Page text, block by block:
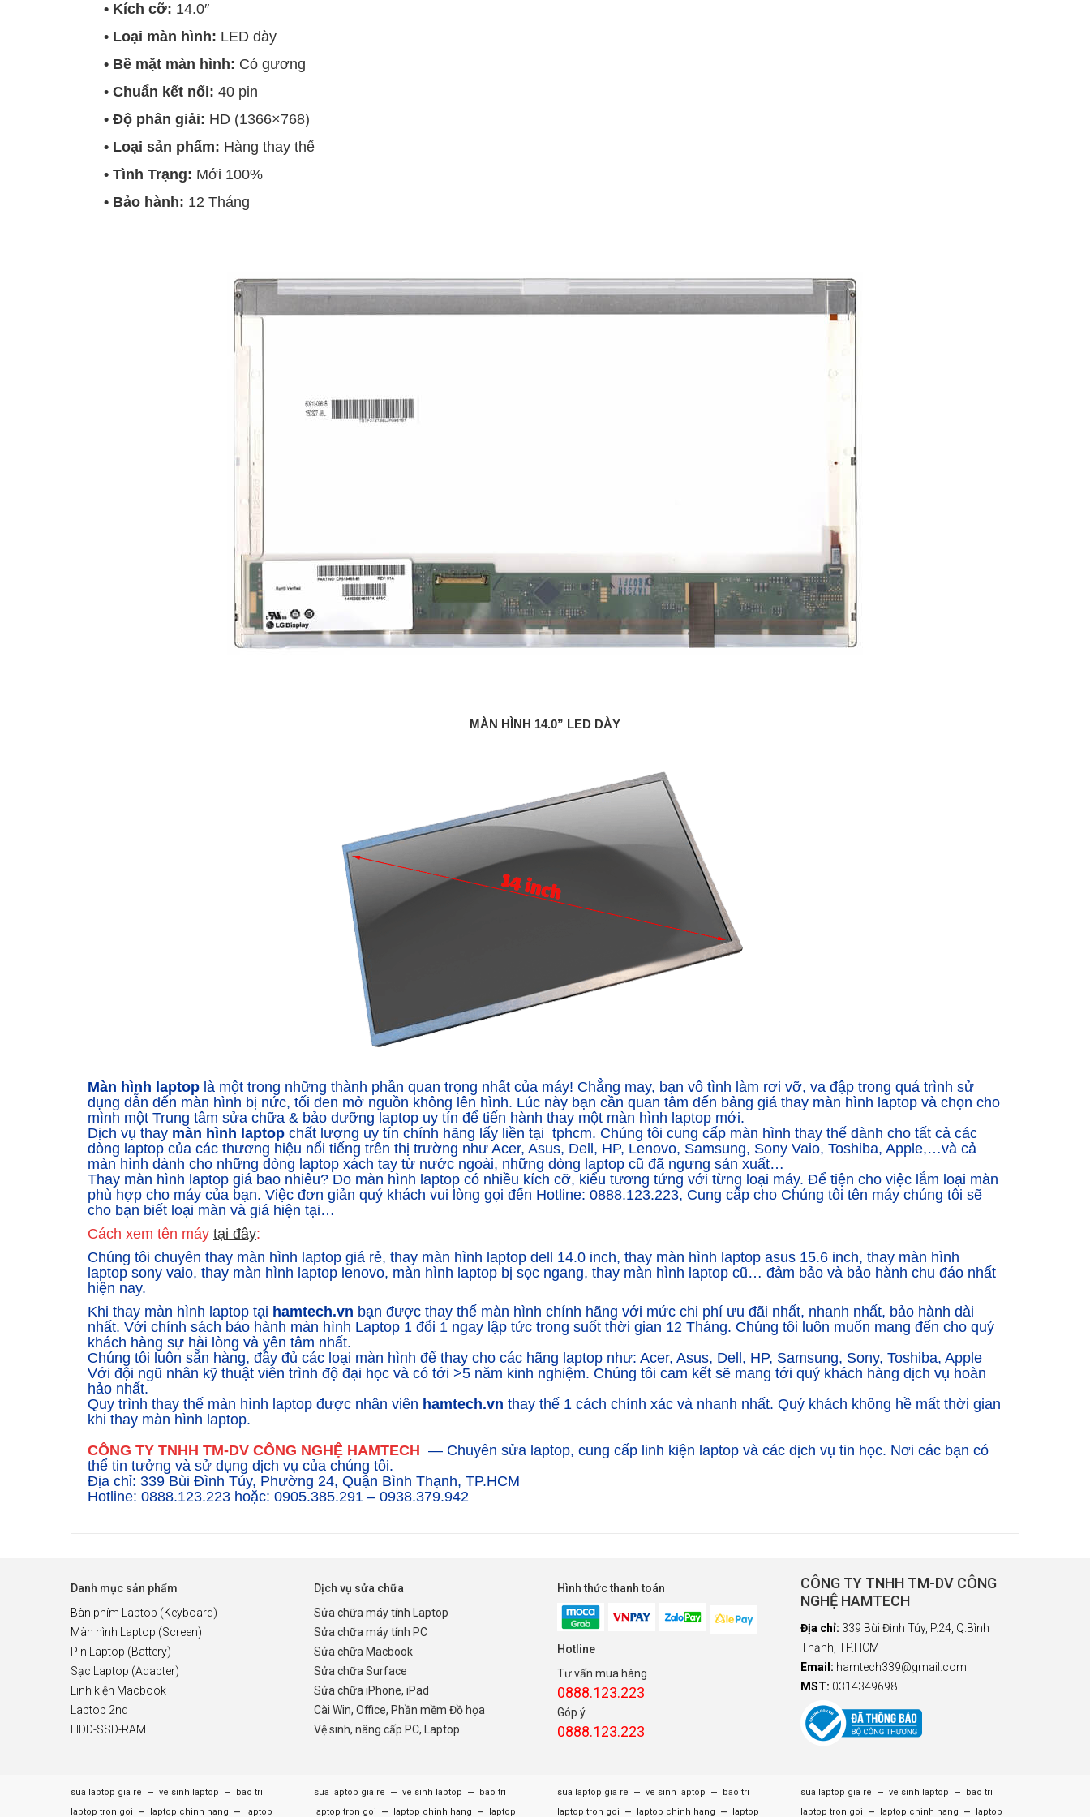
• Kích cỡ: 14.0″
• Loại màn hình: LED dày
• Bề mặt màn hình: Có gương
• Chuẩn kết nối: 40 pin
• Độ phân giải: HD (1366×768)
• Loại sản phẩm: Hàng thay thế
• Tình Trạng: Mới 100%
• Bảo hành: 12 Tháng
MÀN HÌNH 14.0” LED DÀY
Màn hình laptop là một trong những thành phần quan trọng nhất của máy! Chẳng may, bạn vô tình làm rơi vỡ, va đập trong quá trình sử
dụng dẫn đến màn hình bị nức, tối đen mở nguồn không lên hình. Lúc này bạn cần quan tâm đến bảng giá thay màn hình laptop và chọn cho
mình một Trung tâm sửa chữa & bảo dưỡng laptop uy tín để tiến hành thay một màn hình laptop mới.
Dịch vụ thay màn hình laptop chất lượng uy tín chính hãng lấy liền tại tphcm. Chúng tôi cung cấp màn hình thay thế dành cho tất cả các
dòng laptop của các thương hiệu nổi tiếng trên thị trường như Acer, Asus, Dell, HP, Lenovo, Samsung, Sony Vaio, Toshiba, Apple,…và cả
màn hình dành cho những dòng laptop xách tay từ nước ngoài, những dòng laptop cũ đã ngưng sản xuất…
Thay màn hình laptop giá bao nhiêu? Do màn hình laptop có nhiều kích cỡ, kiểu tương tứng với từng loại máy. Để tiện cho việc lắm loại màn
phù hợp cho máy của bạn. Việc đơn giản quý khách vui lòng gọi đến Hotline: 0888.123.223, Cung cấp cho Chúng tôi tên máy chúng tôi sẽ
cho bạn biết loại màn và giá hiện tại…
Cách xem tên máy tại đây:
Chúng tôi chuyên thay màn hình laptop giá rẻ, thay màn hình laptop dell 14.0 inch, thay màn hình laptop asus 15.6 inch, thay màn hình
laptop sony vaio, thay màn hình laptop lenovo, màn hình laptop bị sọc ngang, thay màn hình laptop cũ… đảm bảo và bảo hành chu đáo nhất
hiện nay.
Khi thay màn hình laptop tại hamtech.vn bạn được thay thế màn hình chính hãng với mức chi phí ưu đãi nhất, nhanh nhất, bảo hành dài
nhất. Với chính sách bảo hành màn hình Laptop 1 đổi 1 ngay lập tức trong suốt thời gian 12 Tháng. Chúng tôi luôn muốn mang đến cho quý
khách hàng sự hài lòng và yên tâm nhất.
Chúng tôi luôn sẵn hàng, đầy đủ các loại màn hình để thay cho các hãng laptop như: Acer, Asus, Dell, HP, Samsung, Sony, Toshiba, Apple
Với đội ngũ nhân kỹ thuật viên trình độ đại học và có tới >5 năm kinh nghiệm. Chúng tôi cam kết sẽ mang tới quý khách hàng dịch vụ hoàn
hảo nhất.
Quy trình thay thế màn hình laptop được nhân viên hamtech.vn thay thế 1 cách chính xác và nhanh nhất. Quý khách không hề mất thời gian
khi thay màn hình laptop.
CÔNG TY TNHH TM-DV CÔNG NGHỆ HAMTECH — Chuyên sửa laptop, cung cấp linh kiện laptop và các dịch vụ tin học. Nơi các bạn có
thể tin tưởng và sử dụng dịch vụ của chúng tôi.
Địa chỉ: 339 Bùi Đình Túy, Phường 24, Quận Bình Thạnh, TP.HCM
Hotline: 0888.123.223 hoặc: 0905.385.291 – 0938.379.942
Danh mục sản phẩm
Bàn phím Laptop (Keyboard)
Màn hình Laptop (Screen)
Pin Laptop (Battery)
Sạc Laptop (Adapter)
Linh kiện Macbook
Laptop 2nd
HDD-SSD-RAM
Dịch vụ sửa chữa
Sửa chữa máy tính Laptop
Sửa chữa máy tính PC
Sửa chữa Macbook
Sửa chữa Surface
Sửa chữa iPhone, iPad
Cài Win, Office, Phần mềm Đồ họa
Vệ sinh, nâng cấp PC, Laptop
Hình thức thanh toán
Hotline
Tư vấn mua hàng
0888.123.223
Góp ý
0888.123.223
CÔNG TY TNHH TM-DV CÔNG
NGHỆ HAMTECH
Địa chỉ: 339 Bùi Đình Túy, P.24, Q.Bình
Thạnh, TP.HCM
Email: hamtech339@gmail.com
MST: 0314349698
sua laptop gia re – ve sinh laptop –
bao tri
laptop tron goi
– laptop chinh hang – laptop
sua laptop gia re – ve sinh laptop –
bao tri
laptop tron goi
– laptop chinh hang – laptop
sua laptop gia re – ve sinh laptop –
bao tri
laptop tron goi
– laptop chinh hang – laptop
sua laptop gia re – ve sinh laptop –
bao tri
laptop tron goi
– laptop chinh hang – laptop